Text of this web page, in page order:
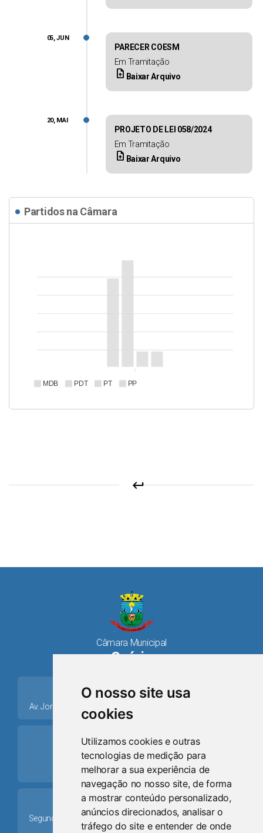
O nosso site usa
cookies
Utilizamos cookies e outras
tecnologias de medição para
melhorar a sua experiência de
navegação no nosso site, de forma
a mostrar conteúdo personalizado,
anúncios direcionados, analisar o
tráfego do site e entender de onde
PARECER COESM
Em Tramitação
upload_file Baixar Arquivo
05, JUN
PROJETO DE LEI 058/2024
Em Tramitação
upload_file Baixar Arquivo
20, MAI
Partidos na Câmara
MDB PDT PT PP
keyboard_return
Câmara Municipal
Osório
place
Av. Jorge Dariva, 1211, Centro CEP: 95520.000 - Osório/RS
ring_volume
Telefone
(51) 9 8024-0884
Schedule
Segunda-feira a Sexta-feira: 08h às 12h e das 13h30min às